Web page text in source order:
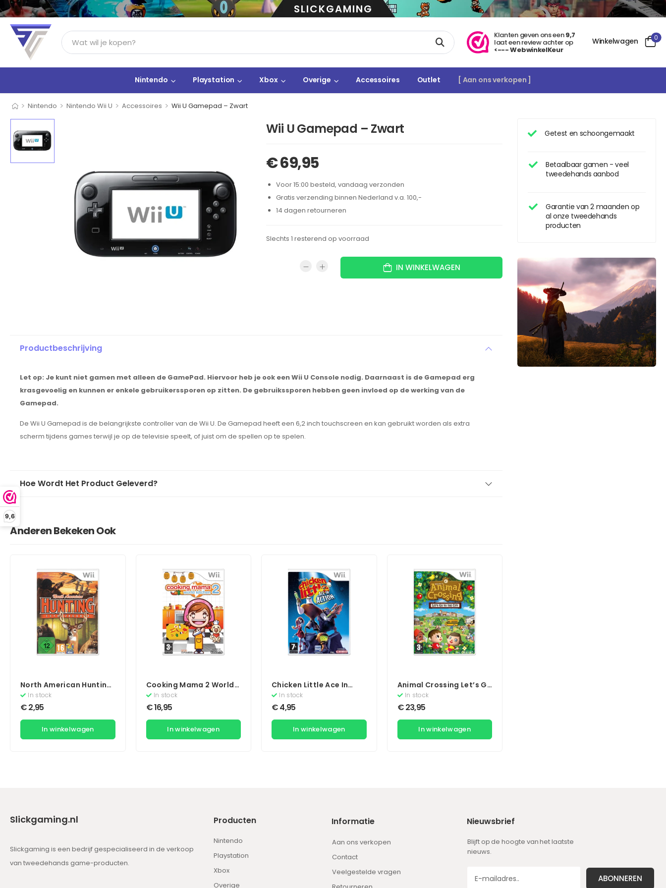
9,6
SLICKGAMING
Klanten geven ons een9,7
laat een review achter op
<--- WebwinkelKeur
Winkelwagen 0
Nintendo Playstation Xbox Overige Accessoires Outlet [ Aan ons verkopen ]
> Nintendo > Nintendo Wii U > Accessoires > Wii U Gamepad – Zwart
Getest en schoongemaakt
Betaalbaar gamen - veel
tweedehands aanbod
Garantie van 2 maanden op
al onze tweedehands
producten
Wii U Gamepad – Zwart
€69,95
Voor 15:00 besteld, vandaag verzonden
Gratis verzending binnen Nederland v.a. 100,-
14 dagen retourneren
Slechts 1 resterend op voorraad
IN WINKELWAGEN
Productbeschrijving
Let op: Je kunt niet gamen met alleen de GamePad. Hiervoor heb je ook een Wii U Console nodig. Daarnaast is de Gamepad erg
krasgevoelig en kunnen er enkele gebruikerssporen op zitten. De gebruikssporen hebben geen invloed op de werking van de
Gamepad.
De Wii U Gamepad is de belangrijkste controller van de Wii U. De Gamepad heeft een 6,2 inch touchscreen en kan gebruikt worden als extra
scherm tijdens games terwijl je op de televisie speelt, of juist om de spellen op te spelen.
Hoe Wordt Het Product Geleverd?
Anderen Bekeken Ook
North American Hunting
Extravaganza
In stock
€2,95
In winkelwagen
Cooking Mama 2 World
Kitchen
In stock
€16,95
In winkelwagen
Chicken Little Ace In
Action
In stock
€4,95
In winkelwagen
Animal Crossing Let’s Go
To The City
In stock
€23,95
In winkelwagen
Slickgaming.nl
Slickgaming is een bedrijf gespecialiseerd in de verkoop
van tweedehands game-producten.
Producten
Nintendo
Playstation
Xbox
Overige
Informatie
Aan ons verkopen
Contact
Veelgestelde vragen
Nieuwsbrief
Blijft op de hoogte van het laatste
nieuws.